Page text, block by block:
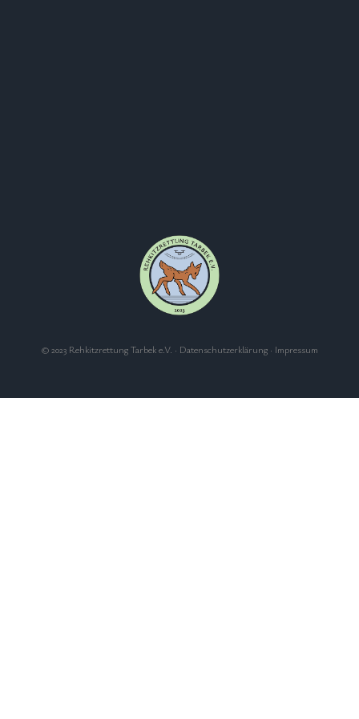
© 2023 Rehkitzrettung Tarbek e.V. · Datenschutzerklärung· Impressum